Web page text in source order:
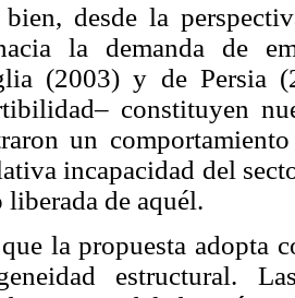
desde la
la demanda de
(2003) y de Persia
constituyen
un
incapacidad del
liberada de aquél.
la propuesta adopta
estructural.